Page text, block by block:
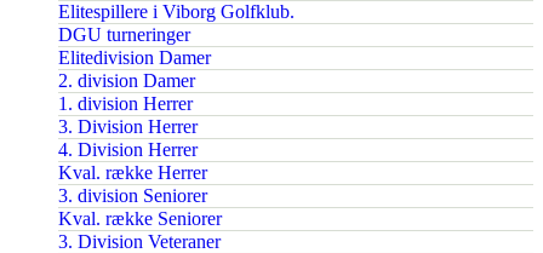
Elitespillere i Viborg Golfklub.
DGU turneringer
Elitedivision Damer
2. division Damer
1. division Herrer
3. Division Herrer
4. Division Herrer
Kval. række Herrer
3. division Seniorer
Kval. række Seniorer
3. Division Veteraner